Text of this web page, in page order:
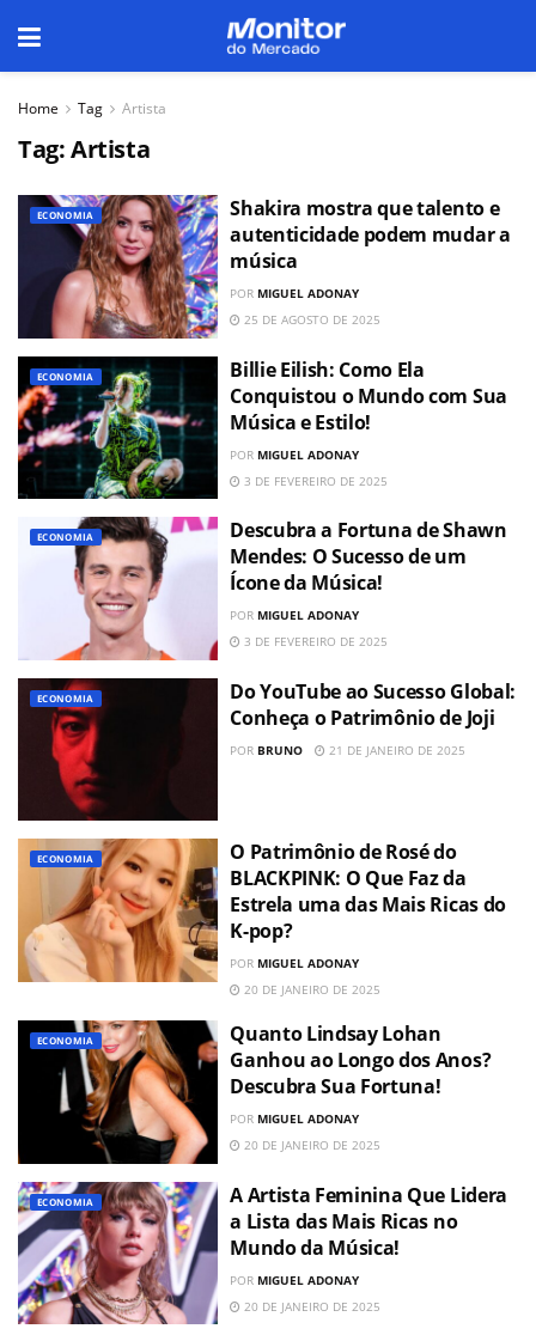
Home Tag Artista
Tag:Artista
ECONOMIA
Shakira mostra que talento e
autenticidade podem mudar a
música
POR MIGUEL ADONAY
25 DE AGOSTO DE 2025
ECONOMIA
Billie Eilish: Como Ela
Conquistou o Mundo com Sua
Música e Estilo!
POR MIGUEL ADONAY
3 DE FEVEREIRO DE 2025
ECONOMIA
Descubra a Fortuna de Shawn
Mendes: O Sucesso de um
Ícone da Música!
POR MIGUEL ADONAY
3 DE FEVEREIRO DE 2025
ECONOMIA
Do YouTube ao Sucesso Global:
Conheça o Patrimônio de Joji
POR BRUNO 21 DE JANEIRO DE 2025
ECONOMIA
O Patrimônio de Rosé do
BLACKPINK: O Que Faz da
Estrela uma das Mais Ricas do
K-pop?
POR MIGUEL ADONAY
20 DE JANEIRO DE 2025
ECONOMIA
Quanto Lindsay Lohan
Ganhou ao Longo dos Anos?
Descubra Sua Fortuna!
POR MIGUEL ADONAY
20 DE JANEIRO DE 2025
ECONOMIA
A Artista Feminina Que Lidera
a Lista das Mais Ricas no
Mundo da Música!
POR MIGUEL ADONAY
20 DE JANEIRO DE 2025